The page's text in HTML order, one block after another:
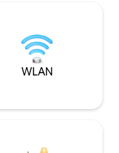
WLAN